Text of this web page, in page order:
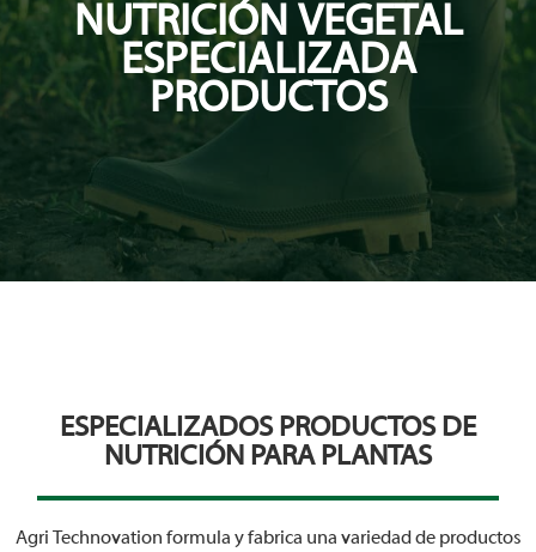
NUTRICIÓN VEGETAL
ESPECIALIZADA
PRODUCTOS
ESPECIALIZADOS PRODUCTOS DE
NUTRICIÓN PARA PLANTAS
Agri Technovation formula y fabrica una variedad de productos